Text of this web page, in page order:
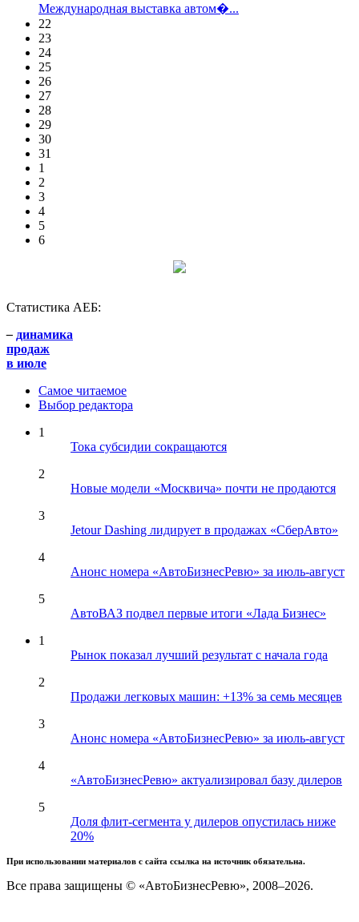
Международная выставка автом�...
22
23
24
25
26
27
28
29
30
31
1
2
3
4
5
6
Статистика АЕБ:
– динамика
продаж
в июле
Самое читаемое
Выбор редактора
1
Тока субсидии сокращаются
2
Новые модели «Москвича» почти не продаются
3
Jetour Dashing лидирует в продажах «СберАвто»
4
Анонс номера «АвтоБизнесРевю» за июль-август
5
АвтоВАЗ подвел первые итоги «Лада Бизнес»
1
Рынок показал лучший результат с начала года
2
Продажи легковых машин: +13% за семь месяцев
3
Анонс номера «АвтоБизнесРевю» за июль-август
4
«АвтоБизнесРевю» актуализировал базу дилеров
5
Доля флит-сегмента у дилеров опустилась ниже
20%
При использовании материалов с сайта ссылка на источник обязательна.
Все права защищены © «АвтоБизнесРевю», 2008–2026.